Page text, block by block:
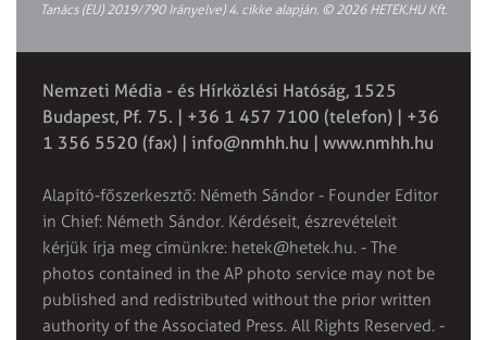
Tanács (EU) 2019/790 Irányelve) 4. cikke alapján. © 2026 HETEK.HU Kft.
Nemzeti Média - és Hírközlési Hatóság, 1525
Budapest, Pf. 75. | +36 1 457 7100 (telefon) | +36
1 356 5520 (fax) | info@nmhh.hu | www.nmhh.hu
Alapító-főszerkesztő: Németh Sándor - Founder Editor
in Chief: Németh Sándor. Kérdéseit, észrevételeit
kérjük írja meg címünkre: hetek@hetek.hu. - The
photos contained in the AP photo service may not be
published and redistributed without the prior written
authority of the Associated Press. All Rights Reserved. -